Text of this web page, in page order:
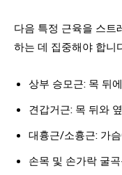
다음 특정 근육을 스트
하는 데 집중해야 합니
상부 승모근: 목 뒤
견갑거근: 목 뒤와
대흉근/소흉근: 가
손목 및 손가락 굴